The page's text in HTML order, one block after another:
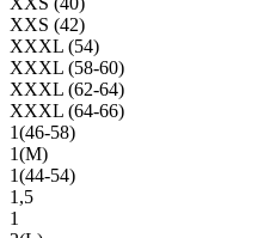
XXS (42)
XXXL (54)
XXXL (58-60)
XXXL (62-64)
XXXL (64-66)
1(46-58)
1(М)
1(44-54)
1,5
1